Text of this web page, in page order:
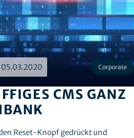
Corporate
CMS GANZ
Reset-Knopf gedrückt und